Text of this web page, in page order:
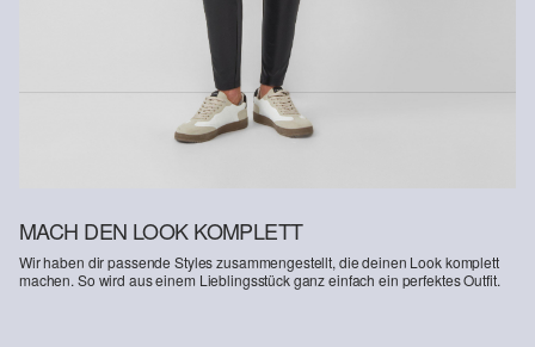
MACH DEN LOOK KOMPLETT
Wir haben dir passende Styles zusammengestellt, die deinen Look komplett
machen. So wird aus einem Lieblingsstück ganz einfach ein perfektes Outfit.